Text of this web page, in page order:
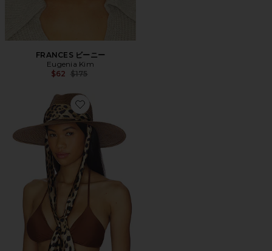
FRANCES ビーニー
Eugenia Kim
$62 Previous price:
$175
Favorite CASSIDY ワイドブリムハット